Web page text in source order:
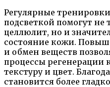
Регулярные
подсветкой помогут не
целлюлит, но и
состояние кожи.
и обмен веществ
процессы регенерации
текстуру и цвет.
становится более